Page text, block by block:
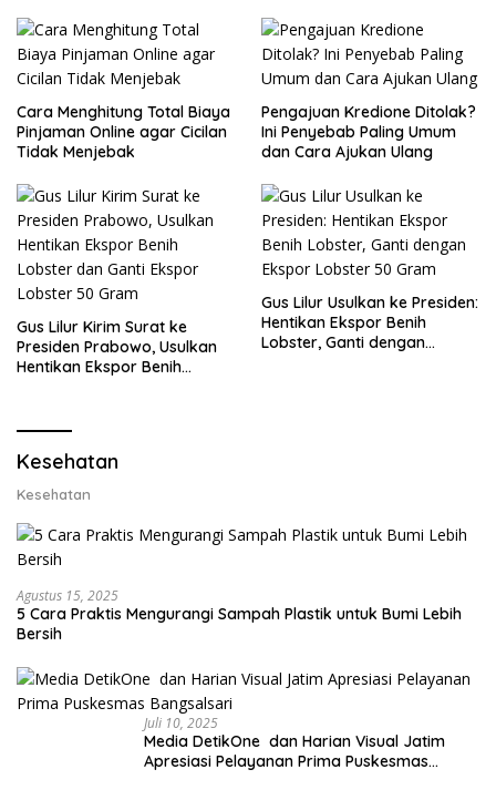
Cara Menghitung Total Biaya
Pinjaman Online agar Cicilan
Tidak Menjebak
Pengajuan Kredione Ditolak?
Ini Penyebab Paling Umum
dan Cara Ajukan Ulang
Gus Lilur Kirim Surat ke
Presiden Prabowo, Usulkan
Hentikan Ekspor Benih
Gus Lilur Usulkan ke Presiden:
Hentikan Ekspor Benih
Lobster, Ganti dengan
Kesehatan
Kesehatan
Agustus 15, 2025
5 Cara Praktis Mengurangi Sampah Plastik untuk Bumi Lebih
Bersih
Juli 10, 2025
Media DetikOne dan Harian Visual Jatim
Apresiasi Pelayanan Prima Puskesmas